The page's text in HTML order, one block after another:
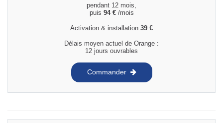
pendant 12 mois,
puis 94 €/mois
Activation & installation 39 €
Délais moyen actuel de Orange :
12 jours ouvrables
Commander